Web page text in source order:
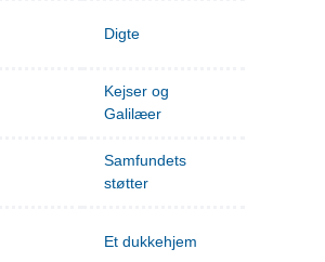
Digte
Kejser og
Galilæer
Samfundets
støtter
Et dukkehjem